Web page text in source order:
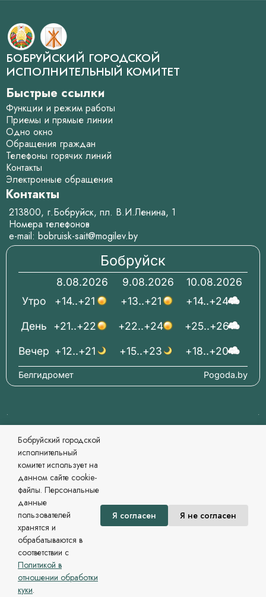
БОБРУЙСКИЙ ГОРОДСКОЙ
ИСПОЛНИТЕЛЬНЫЙ КОМИТЕТ
Быстрые ссылки
Функции и режим работы
Приемы и прямые линии
Одно окно
Обращения граждан
Телефоны горячих линий
Контакты
Электронные обращения
Контакты
213800, г.Бобруйск, пл. В.И.Ленина, 1
Номера телефонов
e-mail: bobruisk-sait@mogilev.by
Бобруйск
8.08.2026
+14..+21
+21..+22
+12..+21
9.08.2026
+13..+21
+22..+24
+15..+23
10.08.2026
+14..+24
+25..+26
+18..+20
Вечер
День
Утро
Pogoda.by
Белгидромет
© 2006-2026 Бобруйский городской исполнительный
комитет Официальный сайт
При перепечатке материалов ссылка обязательна.
Разработка и сопровождение
Могилевский региональный информационный центр
Сайт зарегистрирован в Государственном регистре
информационных ресурсов Республики Беларусь. №
7822542479 от 09.04.2025г.
Политика в области обработки персональных данных
Бобруйский городской
исполнительный
комитет использует на
данном сайте cookie-
файлы. Персональные
данные
пользователей
хранятся и
обрабатываются в
соответствии с
Политикой в
отношении обработки
куки.
Я согласен Я не согласен